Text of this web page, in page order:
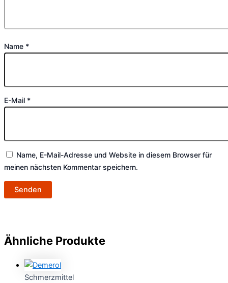
Name *
E-Mail *
Name, E-Mail-Adresse und Website in diesem Browser für
meinen nächsten Kommentar speichern.
Ähnliche Produkte
Schmerzmittel